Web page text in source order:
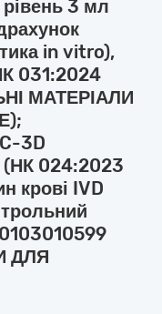
3 мл
in vitro),
031:2024
МАТЕРІАЛИ
3D
(НК 024:2023
крові IVD
ДЛЯ